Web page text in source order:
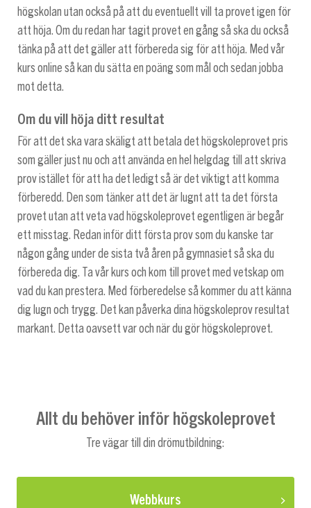
högskolan utan också på att du eventuellt vill ta provet igen för
att höja. Om du redan har tagit provet en gång så ska du också
tänka på att det gäller att förbereda sig för att höja. Med vår
kurs online så kan du sätta en poäng som mål och sedan jobba
mot detta.
Om du vill höja ditt resultat
För att det ska vara skäligt att betala det högskoleprovet pris
som gäller just nu och att använda en hel helgdag till att skriva
prov istället för att ha det ledigt så är det viktigt att komma
förberedd. Den som tänker att det är lugnt att ta det första
provet utan att veta vad högskoleprovet egentligen är begår
ett misstag. Redan inför ditt första prov som du kanske tar
någon gång under de sista två åren på gymnasiet så ska du
förbereda dig. Ta vår kurs och kom till provet med vetskap om
vad du kan prestera. Med förberedelse så kommer du att känna
dig lugn och trygg. Det kan påverka dina högskoleprov resultat
markant. Detta oavsett var och när du gör högskoleprovet.
Allt du behöver inför högskoleprovet
Tre vägar till din drömutbildning:
Webbkurs